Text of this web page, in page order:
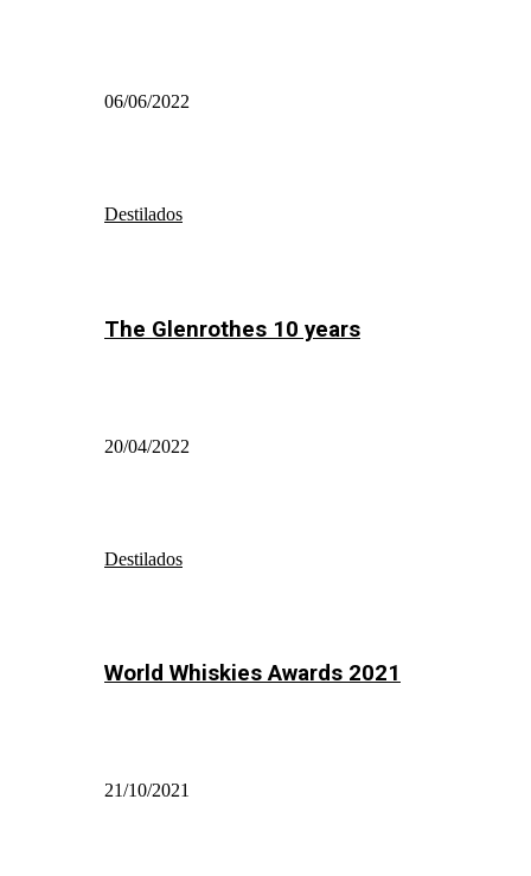
06/06/2022
Destilados
The Glenrothes 10 years
20/04/2022
Destilados
World Whiskies Awards 2021
21/10/2021